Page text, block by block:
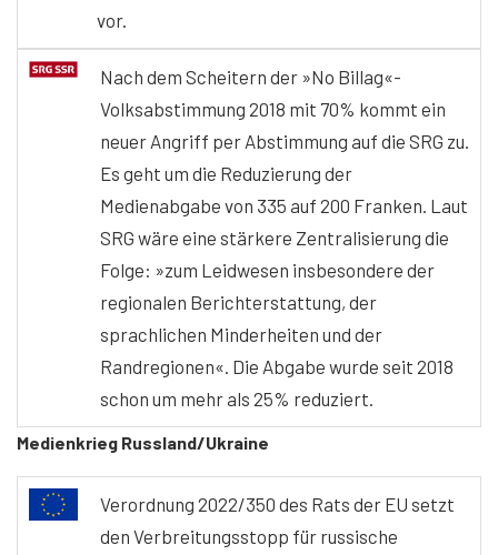
vor.
Nach dem Scheitern der »No Billag«-
Volksabstimmung 2018 mit 70% kommt ein
neuer Angriff per Abstimmung auf die SRG zu.
Es geht um die Reduzierung der
Medienabgabe von 335 auf 200 Franken. Laut
SRG wäre eine stärkere Zentralisierung die
Folge: »zum Leidwesen insbesondere der
regionalen Berichterstattung, der
sprachlichen Minderheiten und der
Randregionen«. Die Abgabe wurde seit 2018
schon um mehr als 25% reduziert.
Medienkrieg Russland/Ukraine
Verordnung 2022/350 des Rats der EU setzt
den Verbreitungsstopp für russische